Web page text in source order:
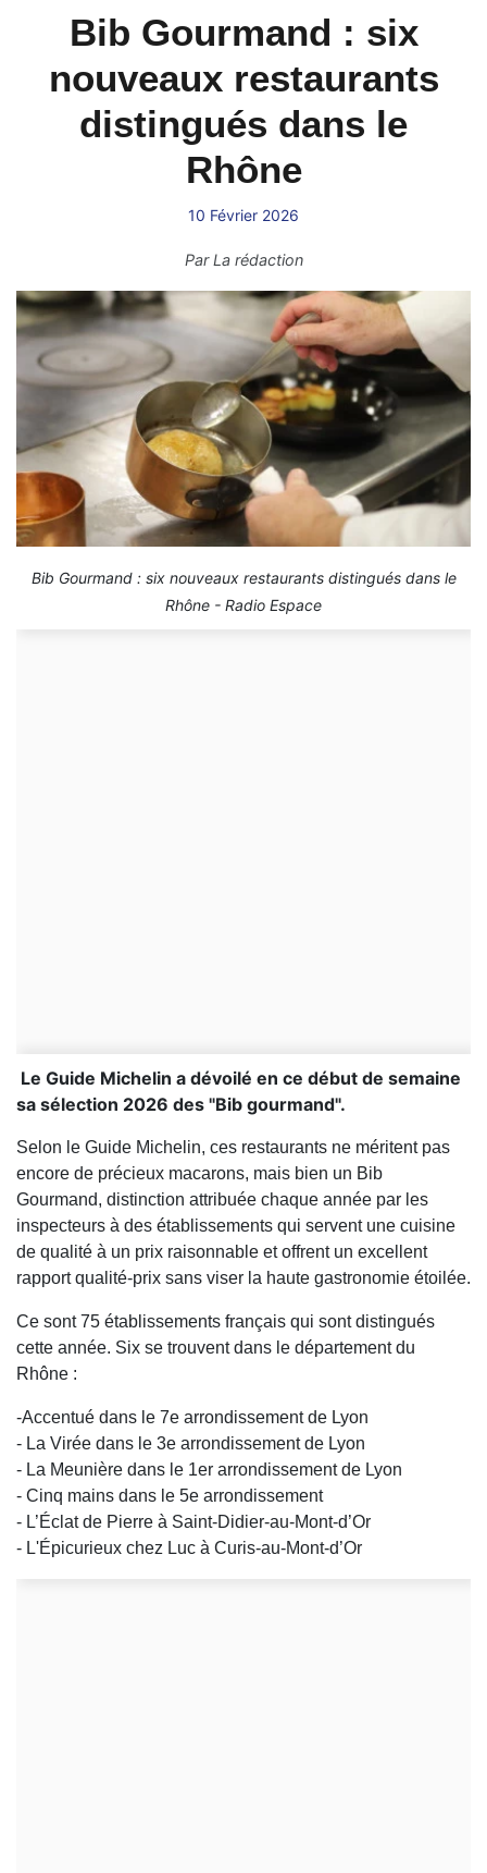
Bib Gourmand : six
nouveaux restaurants
distingués dans le
Rhône
10 Février 2026
ParLa rédaction
Bib Gourmand : six nouveaux restaurants distingués dans le
Rhône - Radio Espace
Le Guide Michelin a dévoilé en ce début de semaine
sa sélection 2026 des "Bib gourmand".
Selon le Guide Michelin, ces restaurants ne méritent pas
encore de précieux macarons, mais bien un Bib
Gourmand, distinction attribuée chaque année par les
inspecteurs à des établissements qui servent une cuisine
de qualité à un prix raisonnable et offrent un excellent
rapport qualité-prix sans viser la haute gastronomie étoilée.
Ce sont 75 établissements français qui sont distingués
cette année. Six se trouvent dans le département du
Rhône :
-Accentué dans le 7e arrondissement de Lyon
- La Virée dans le 3e arrondissement de Lyon
- La Meunière dans le 1er arrondissement de Lyon
- Cinq mains dans le 5e arrondissement
- L’Éclat de Pierre à Saint-Didier-au-Mont-d’Or
- L'Épicurieux chez Luc à Curis-au-Mont-d’Or